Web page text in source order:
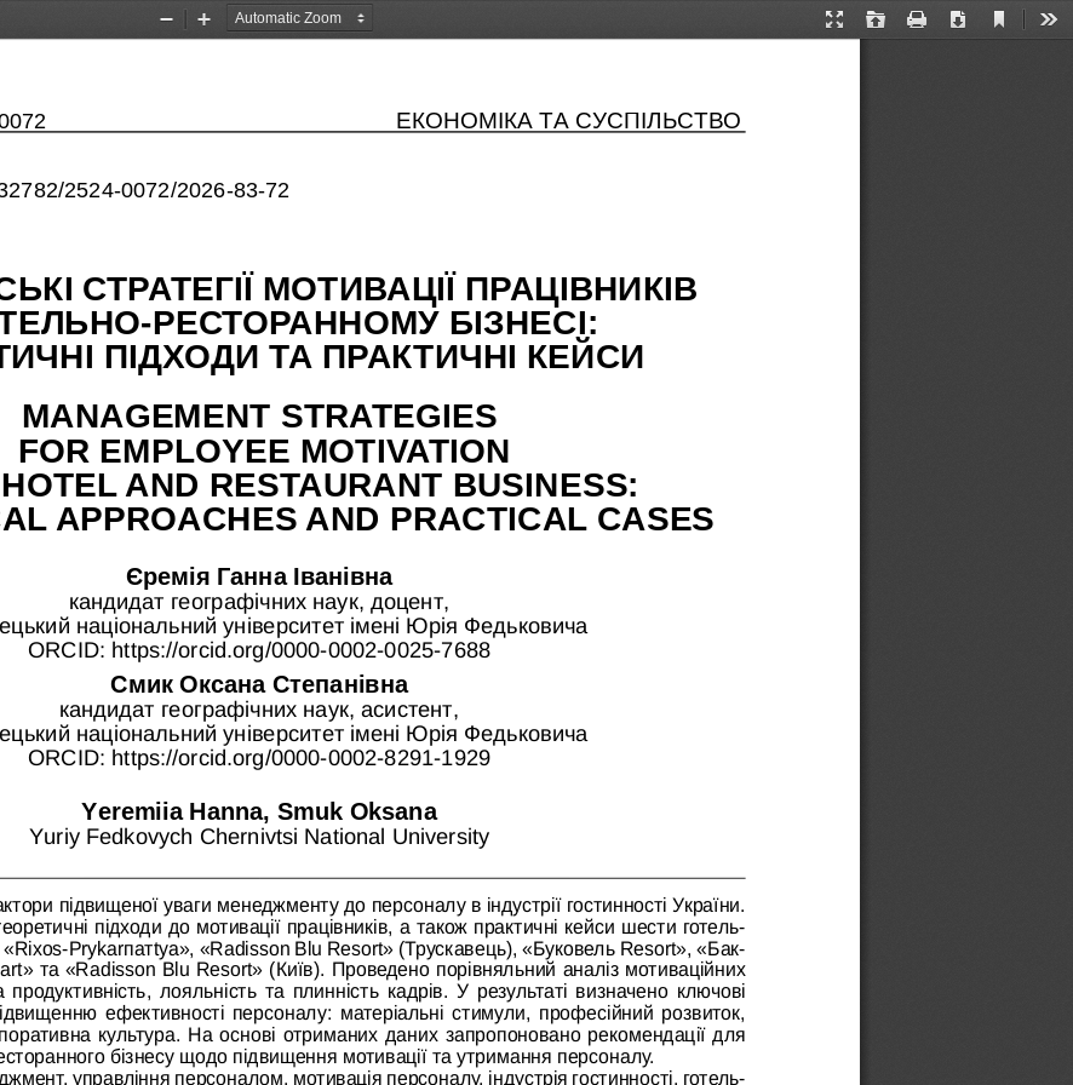
Presentation
Open Print Download
Current
Zoom
Zoom
ЕКОНОМІКА ТА СУСПІЛЬСТВО
2524-0072/2026-83-72
СТРАТЕГІЇ МОТИВАЦІЇ ПРАЦІВНИКІВ
РЕСТОРАННОМУ БІЗНЕСІ:
ПІДХОДИ ТА ПРАКТИЧНІ КЕЙСИ
MANAGEMENT STRATEGIES
FOR EMPLOYEE MOTIVATION
AND RESTAURANT BUSINESS:
APPROACHES AND PRACTICAL CASES
Єремія Ганна Іванівна
кандидат географічних наук, доцент,
національний університет імені Юрія Федьковича
ORCID: https://orcid.org/0000-0002-0025-7688
Смик Оксана Степанівна
кандидат географічних наук, асистент,
національний університет імені Юрія Федьковича
ORCID: https://orcid.org/0000-0002-8291-1929
Yeremiia Hanna, Smuk Oksana
Yuriy Fedkovych Chernivtsi National University
підвищеної уваги менеджменту до персоналу в індустрії гостинності України.
підходи до мотивації працівників, а також практичні кейси шести готель-
«Rixos-Prykarпатtya», «Radisson Blu Resort» (Трускавець), «Буковель Resort», «Бак-
та «Radisson Blu Resort» (Київ). Проведено порівняльний аналіз мотиваційних
продуктивність, лояльність та плинність кадрів. У результаті визначено ключові
ефективності персоналу: матеріальні стимули, професійний розвиток,
культура. На основі отриманих даних запропоновано рекомендації для
бізнесу щодо підвищення мотивації та утримання персоналу.
управління персоналом, мотивація персоналу, індустрія гостинності, готель-